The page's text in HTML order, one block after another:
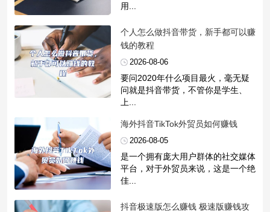
用...
​个人怎么做抖音带货，新手都可以赚
钱的教程
2026-08-06
要问2020年什么项目最火，毫无疑
问就是抖音带货，不管你是学生、
上...
​海外抖音TikTok外贸员如何赚钱
2026-08-05
是一个拥有庞大用户群体的社交媒体
平台，对于外贸员来说，这是一个绝
佳...
​抖音极速版怎么赚钱 极速版赚钱攻